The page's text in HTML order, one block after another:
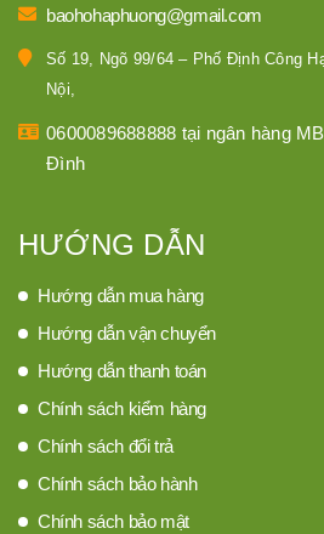
baohohaphuong@gmail.com
Số 19, Ngõ 99/64 – Phố Định Công
Nội,
0600089688888 tại ngân hàng
Đình
HƯỚNG DẪN
Hướng dẫn mua hàng
Hướng dẫn vận chuyển
Hướng dẫn thanh toán
Chính sách kiểm hàng
Chính sách đổi trả
Chính sách bảo hành
Chính sách bảo mật